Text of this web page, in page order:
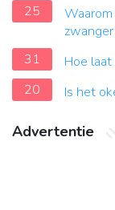
25
31
Hoe
20
Is het
Advertentie